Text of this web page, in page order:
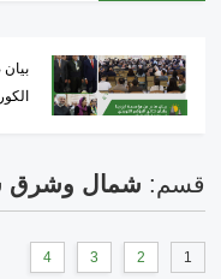
نجل
قسم: شمال وشرق
1
2
3
4